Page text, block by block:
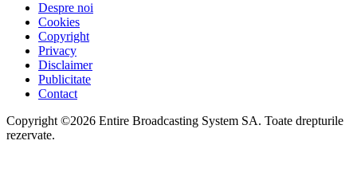
Despre noi
Cookies
Copyright
Privacy
Disclaimer
Publicitate
Contact
Copyright ©2026 Entire Broadcasting System SA. Toate drepturile
rezervate.